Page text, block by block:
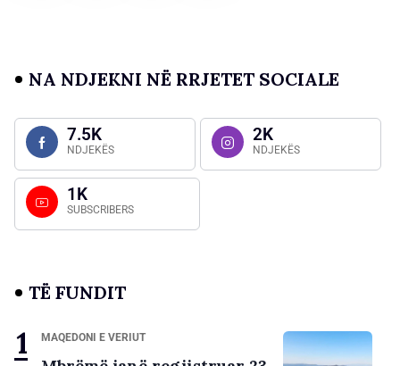
NA NDJEKNI NË RRJETET SOCIALE
7.5K
NDJEKËS
2K
NDJEKËS
1K
SUBSCRIBERS
TË FUNDIT
MAQEDONI E VERIUT